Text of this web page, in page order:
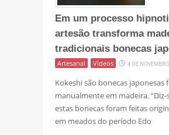
Em um processo
artesão transforma
tradicionais bonecas
Artesanal Vídeos 4 DE
Kokeshi são bonecas japonesas
manualmente em madeira. “Diz-
estas bonecas foram feitas
em meados do período Edo